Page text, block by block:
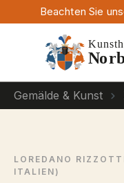
Zum Hauptinhalt
Beachten Sie
Gemälde & Kunst
LOREDANO
ITALIEN)